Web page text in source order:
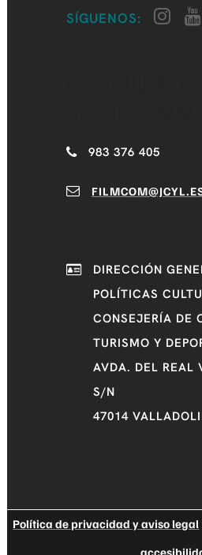
SÍGUENOS:
983 376 405
DIRECCIÓN
POLÍTICAS
CONSEJERÍA DE
TURISMO Y
AVDA. DEL REAL
S/N
47014
Política de privacidad y aviso legal